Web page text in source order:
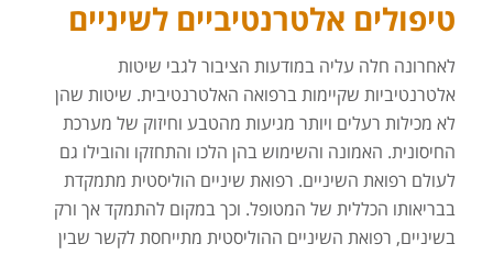
טיפולים אלטרנטיביים לשיניים
לאחרונה חלה עליה במודעות הציבור לגבי שיטות
אלטרנטיביות שקיימות ברפואה האלטרנטיבית. שיטות שהן
לא מכילות רעלים ויותר מגיעות מהטבע וחיזוק של מערכת
החיסונית. האמונה והשימוש בהן הלכו והתחזקו והובילו גם
לעולם רפואת השיניים. רפואת שיניים הוליסטית מתמקדת
בבריאותו הכללית של המטופל. וכך במקום להתמקד אך ורק
בשיניים, רפואת השיניים ההוליסטית מתייחסת לקשר שבין